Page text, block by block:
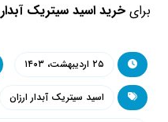
برایخرید اسید سیتریک آبدار
۲۵ اردیبهشت، ۱۴۰۳
اسید سیتریک آبدار ارزان